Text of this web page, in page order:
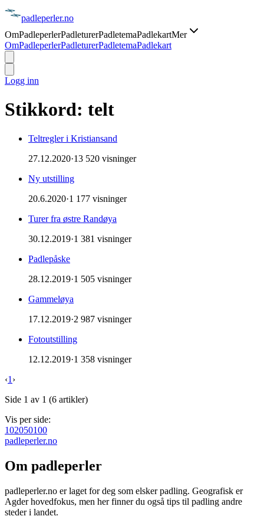
padleperler.no
OmPadleperlerPadleturerPadletemaPadlekartMer
OmPadleperlerPadleturerPadletemaPadlekart
Logg inn
Stikkord: telt
Teltregler i Kristiansand
27.12.2020·13 520 visninger
Ny utstilling
20.6.2020·1 177 visninger
Turer fra østre Randøya
30.12.2019·1 381 visninger
Padlepåske
28.12.2019·1 505 visninger
Gammeløya
17.12.2019·2 987 visninger
Fotoutstilling
12.12.2019·1 358 visninger
‹1 ›
Side 1 av 1 (6 artikler)
Vis per side:
102050100
padleperler.no
Om padleperler
padleperler.no er laget for deg som elsker padling. Geografisk er
Agder hovedfokus, men her finner du også tips til padling andre
steder i landet.